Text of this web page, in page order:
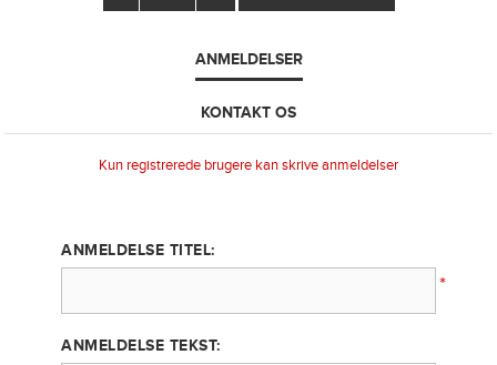
ANMELDELSER
KONTAKT OS
Kun registrerede brugere kan skrive anmeldelser
ANMELDELSE TITEL:
*
ANMELDELSE TEKST: